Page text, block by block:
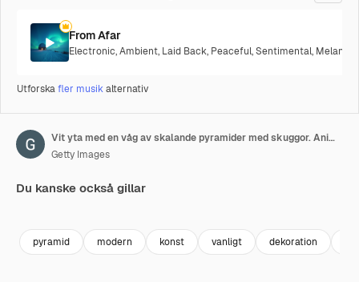
From Afar
Electronic,Ambient, Laid Back, Peaceful,Sentimental,
Utforskafler musikalternativ
Vit yta med en våg av skalande pyramider med skuggor. Animerad loop med utskjutande former. Ren, ljus triangelrörelse
Getty Images
Du kanske också gillar
pyramid modern konst vanligt dekoration